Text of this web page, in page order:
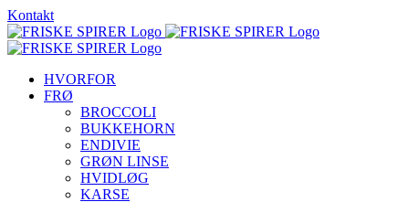
Skip
to
content
Kontakt
HVORFOR
FRØ
BROCCOLI
BUKKEHORN
ENDIVIE
GRØN LINSE
HVIDLØG
KARSE